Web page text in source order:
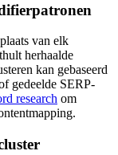
van elk
herhaalde
kan gebaseerd
gedeelde SERP-
research om